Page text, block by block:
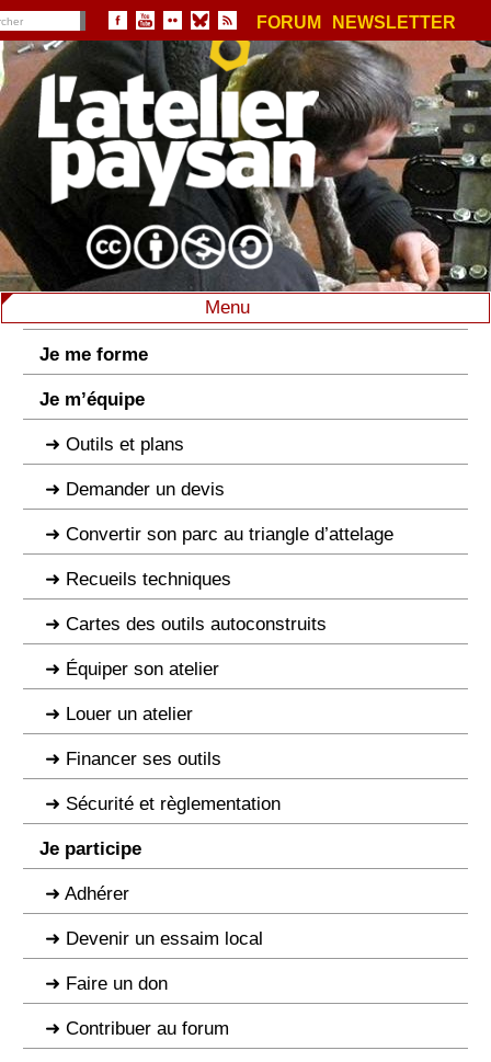
FORUM NEWSLETTER
Menu
Je me forme
Je m’équipe
Outils et plans
Demander un devis
Convertir son parc au triangle d’attelage
Recueils techniques
Cartes des outils autoconstruits
Équiper son atelier
Louer un atelier
Financer ses outils
Sécurité et règlementation
Je participe
Adhérer
Devenir un essaim local
Faire un don
Contribuer au forum